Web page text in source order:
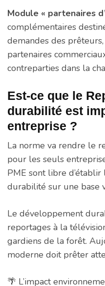
Module « partenaires
complémentaires
demandes des
partenaires
contreparties dans la
Est-ce que le
durabilité est
entreprise ?
La norme va rendre le
pour les seuls
PME sont libre
durabilité sur une base
Le développement
reportages à la
gardiens de la forêt.
moderne doit prêter
🌴 L’impact